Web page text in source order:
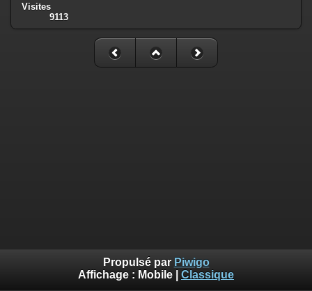
Visites
9113
Propulsé par Piwigo
Affichage : Mobile Classique